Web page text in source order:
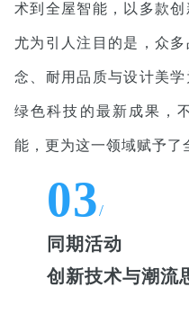
术到全屋智能，以多款创
尤为引人注目的是，众
念、耐用品质与设计美
绿色科技的最新成果，
能，更为这一领域赋予了
03/
同期活动
创新技术与潮流